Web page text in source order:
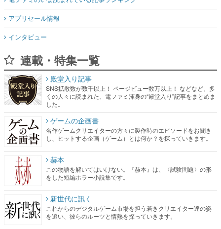
アプリセール情報
インタビュー
連載・特集一覧
殿堂入り記事
SNS拡散数が数千以上！ ページビュー数万以上！ などなど。多
くの人々に読まれた、電ファミ渾身の“殿堂入り”記事をまとめま
した。
ゲームの企画書
名作ゲームクリエイターの方々に製作時のエピソードをお聞き
し、ヒットする企画（ゲーム）とは何か？を探っていきます。
赫本
この物語を解いてはいけない。『赫本』は、〈試験問題〉の形
をした短編ホラー小説集です。
新世代に訊く
これからのデジタルゲーム市場を担う若きクリエイター達の姿
を追い、彼らのルーツと情熱を探っていきます。